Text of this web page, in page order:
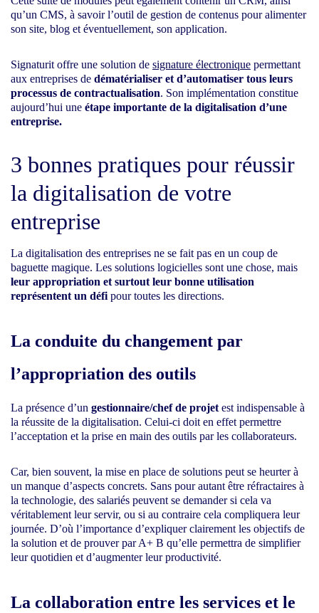
qu’un CMS, à savoir l’outil de gestion de contenus pour alimenter
son site, blog et éventuellement, son application.
Signaturit offre une solution de signature électronique permettant
aux entreprises de dématérialiser et d’automatiser tous leurs
processus de contractualisation. Son implémentation constitue
aujourd’hui une étape importante de la digitalisation d’une
entreprise.
3 bonnes pratiques pour réussir
la digitalisation de votre
entreprise
La digitalisation des entreprises ne se fait pas en un coup de
baguette magique. Les solutions logicielles sont une chose, mais
leur appropriation et surtout leur bonne utilisation
représentent un défi pour toutes les directions.
La conduite du changement par
l’appropriation des outils
La présence d’un gestionnaire/chef de projet est indispensable à
la réussite de la digitalisation. Celui-ci doit en effet permettre
l’acceptation et la prise en main des outils par les collaborateurs.
Car, bien souvent, la mise en place de solutions peut se heurter à
un manque d’aspects concrets. Sans pour autant être réfractaires à
la technologie, des salariés peuvent se demander si cela va
véritablement leur servir, ou si au contraire cela compliquera leur
journée. D’où l’importance d’expliquer clairement les objectifs de
la solution et de prouver par A+ B qu’elle permettra de simplifier
leur quotidien et d’augmenter leur productivité.
La collaboration entre les services et le